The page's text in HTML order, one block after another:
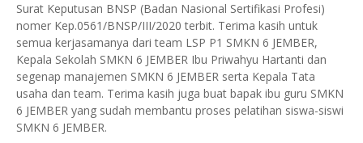
Surat Keputusan BNSP (Badan Nasional Sertifikasi Profesi)
nomer Kep.0561/BNSP/III/2020 terbit. Terima kasih untuk
semua kerjasamanya dari team LSP P1 SMKN 6 JEMBER,
Kepala Sekolah SMKN 6 JEMBER Ibu Priwahyu Hartanti dan
segenap manajemen SMKN 6 JEMBER serta Kepala Tata
usaha dan team. Terima kasih juga buat bapak ibu guru SMKN
6 JEMBER yang sudah membantu proses pelatihan siswa-siswi
SMKN 6 JEMBER.